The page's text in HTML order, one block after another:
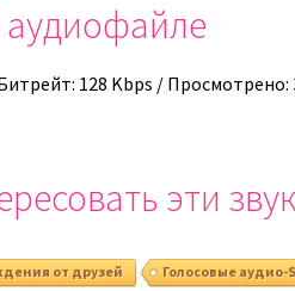
128 Kbps / Просмотрено:
эти
от друзей Голосовые аудио-